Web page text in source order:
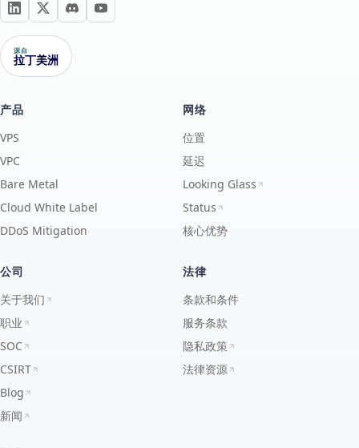
源自
拉丁美洲
产品
VPS
VPC
Bare Metal
Cloud White Label
DDoS Mitigation
网络
位置
延迟
Looking Glass
Status
核心优势
公司
关于我们
职业
SOC
CSIRT
Blog
新闻
法律
条款和条件
服务条款
隐私政策
法律资源